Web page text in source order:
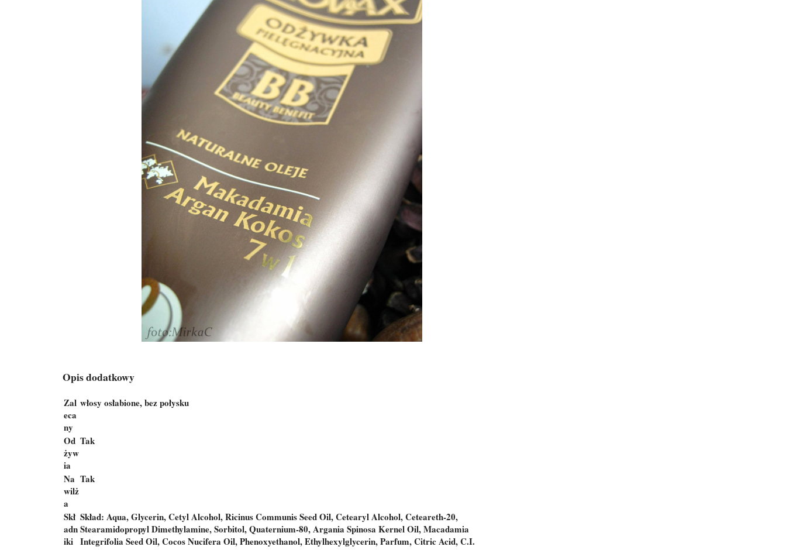
Opis dodatkowy
Zal
eca
ny
włosy osłabione, bez połysku
Od
żyw
ia
Tak
Na
wilż
a
Tak
Skł
adn
iki
Skład: Aqua, Glycerin, Cetyl Alcohol, Ricinus Communis Seed Oil, Cetearyl Alcohol, Ceteareth-20,
Stearamidopropyl Dimethylamine, Sorbitol, Quaternium-80, Argania Spinosa Kernel Oil, Macadamia
Integrifolia Seed Oil, Cocos Nucifera Oil, Phenoxyethanol, Ethylhexylglycerin, Parfum, Citric Acid, C.I.